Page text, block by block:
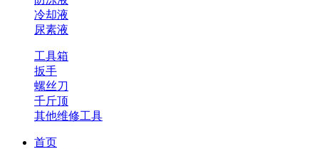
冷却液
尿素液
工具箱
扳手
螺丝刀
千斤顶
其他维修工具
首页